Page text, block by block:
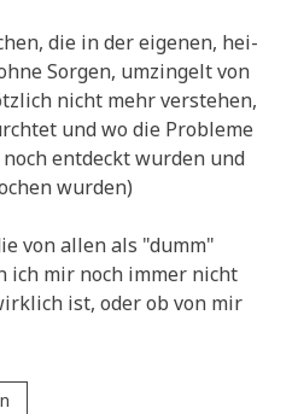
die in der eige­nen, hei­
Sor­gen, umzin­gelt von
nicht mehr ver­ste­hen,
und wo die Pro­ble­me
ent­deckt wur­den und
wurden)
von allen als "dumm"
ich mir noch immer nicht
ist, oder ob von mir